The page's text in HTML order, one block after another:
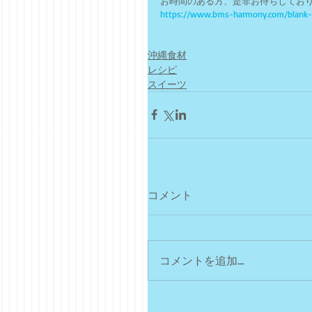
https://www.bms-harmony.com/
沖縄食材
レシピ
スイーツ
コメント
コメントを追加…